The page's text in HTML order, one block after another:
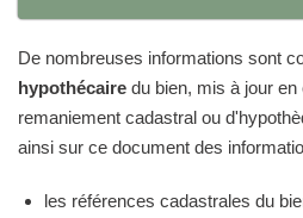
De nombreuses informations sont
hypothécaire du bien, mis à jour
remaniement cadastral ou
ainsi sur ce document des
les références cadastrales du